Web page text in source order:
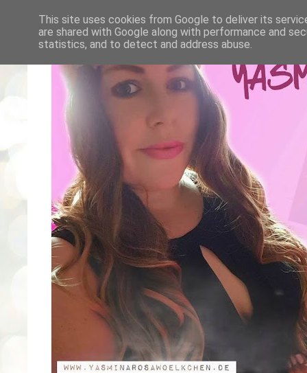
This site uses cookies from Google to deliver its
are shared with Google along with performance and
statistics, and to detect and address abuse.